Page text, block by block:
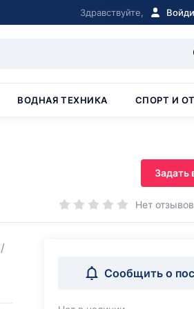
Здравствуйте,
ВОДНАЯ ТЕХНИКА СПОРТ И
Задать
Нет отзывов
Сообщить о